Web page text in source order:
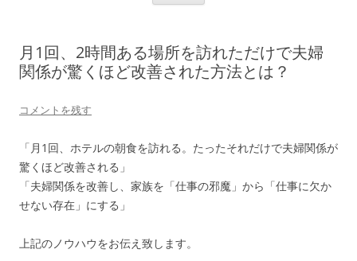
月1回、2時間ある場所を訪れただけで夫婦
関係が驚くほど改善された方法とは？
コメントを残す
「月1回、ホテルの朝食を訪れる。たったそれだけで夫婦関係が
驚くほど改善される」
「夫婦関係を改善し、家族を「仕事の邪魔」から「仕事に欠か
せない存在」にする」
上記のノウハウをお伝え致します。